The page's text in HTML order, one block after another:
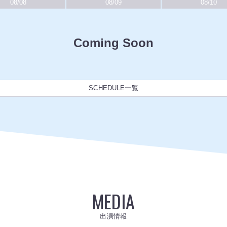
08/08 08/09 08/10
Coming Soon
SCHEDULE一覧
MEDIA
出演情報